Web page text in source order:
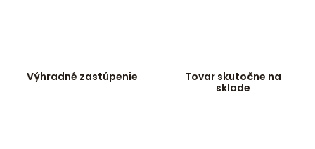
Výhradné zastúpenie
Tovar skutočne na
sklade